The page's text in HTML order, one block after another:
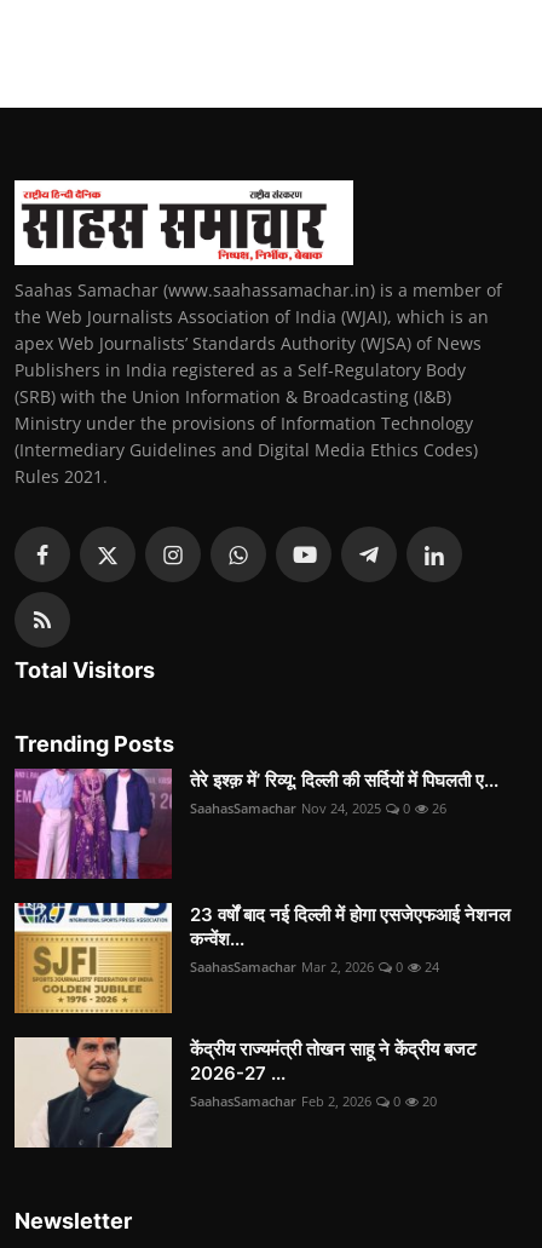
Saahas Samachar (www.saahassamachar.in) is a member of
the Web Journalists Association of India (WJAI), which is an
apex Web Journalists’ Standards Authority (WJSA) of News
Publishers in India registered as a Self-Regulatory Body
(SRB) with the Union Information & Broadcasting (I&B)
Ministry under the provisions of Information Technology
(Intermediary Guidelines and Digital Media Ethics Codes)
Rules 2021.
Total Visitors
Trending Posts
तेरे इश्क़ में’ रिव्यू: दिल्ली की सर्दियों में पिघलती ए...
SaahasSamachar Nov 24, 2025 0 26
23 वर्षों बाद नई दिल्ली में होगा एसजेएफआई नेशनल
कन्वेंश...
SaahasSamachar Mar 2, 2026 0 24
केंद्रीय राज्यमंत्री तोखन साहू ने केंद्रीय बजट
2026-27 ...
SaahasSamachar Feb 2, 2026 0 20
Newsletter